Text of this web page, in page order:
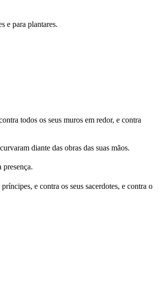
e para plantares.
todos os seus muros em redor, e contra
diante das obras das suas mãos.
presença.
e contra os seus sacerdotes, e contra o